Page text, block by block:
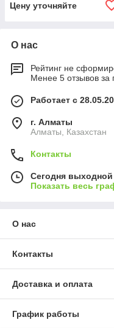
Цену уточняйте
О нас
Рейтинг не
Менее 5 отзывов за
Работает с
г. Алматы
Алматы, Казахстан
Контакты
Сегодня выходной
Показать весь
О нас
Контакты
Доставка и оплата
График работы